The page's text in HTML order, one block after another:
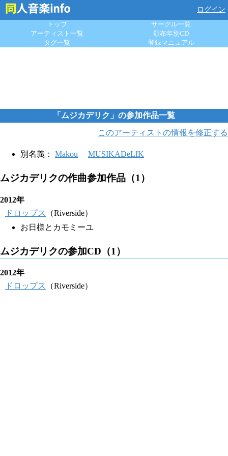
ログイン
トップ
サークル一覧
アーティスト一覧
頒布年別CD
タグ一覧
登録マニュアル
「ムジカデリク」の参加作品一覧
このアーティストの情報を修正する
別名義： Makou MUSIKADeLIK
ムジカデリクの作曲参加作品（1）
2012年
ドロップス
（Riverside）
お日様とカモミーユ
ムジカデリクの参加CD（1）
2012年
ドロップス
（Riverside）